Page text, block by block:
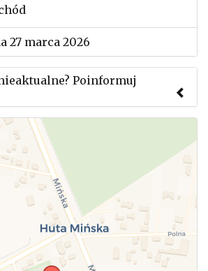
27 marca 2026
Poinformuj
aby przesłać informację o
mityngu.